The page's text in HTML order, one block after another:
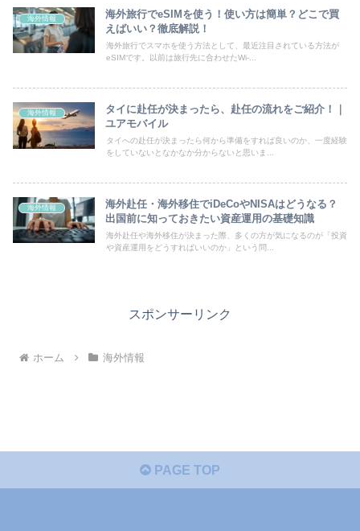
海外情報
海外旅行でeSIMを使う！使い方は簡単？どこで買
えばいい？徹底解説！
海外旅行でスマホを使う方法として、最近注目されている方法が
eSIMです。以前は旅行先に合わせたWi-...
海外情報
タイに赴任が決まったら、赴任の流れをご紹介！｜
ユアモバイル
タイへの赴任が決まったら何から準備をすれば良いのか、一度経験
をしていないとなかなか分からないと思いま...
海外情報
海外赴任・海外移住でiDeCoやNISAはどうなる？
出国前に知っておきたい資産運用の基礎知識
海外赴任や海外移住が決まった際、多くの方が気になるのが「投資
や資産運用をどうすればいいのか」という問...
スポンサーリンク
ホーム 海外情報
PAGE TOP